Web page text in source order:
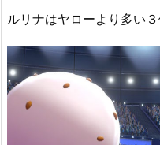
ルリナはヤローより多い